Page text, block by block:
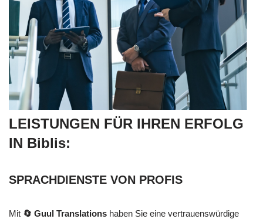
LEISTUNGEN FÜR IHREN ERFOLG
IN Biblis:
SPRACHDIENSTE VON PROFIS
Mit 🔄 Guul Translations haben Sie eine vertrauenswürdige